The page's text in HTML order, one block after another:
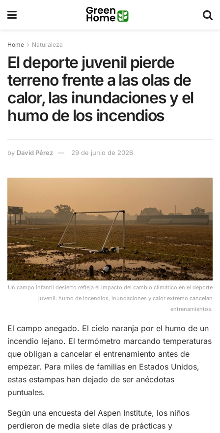
Home Naturaleza
El deporte juvenil pierde
terreno frente a las olas de
calor, las inundaciones y el
humo de los incendios
by David Pérez 29 de junio de 2026
Un campo infantil desierto refleja el impacto del cambio climático en el deporte
juvenil: humo de incendios, inundaciones y calor extremo cancelan
entrenamientos.
El campo anegado. El cielo naranja por el humo de un
incendio lejano. El termómetro marcando temperaturas
que obligan a cancelar el entrenamiento antes de
empezar. Para miles de familias en Estados Unidos,
estas estampas han dejado de ser anécdotas
puntuales.
Según una encuesta del Aspen Institute, los niños
perdieron de media siete días de prácticas y